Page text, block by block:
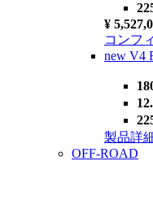
¥
コンフ
new V4
製品詳
OFF-ROAD